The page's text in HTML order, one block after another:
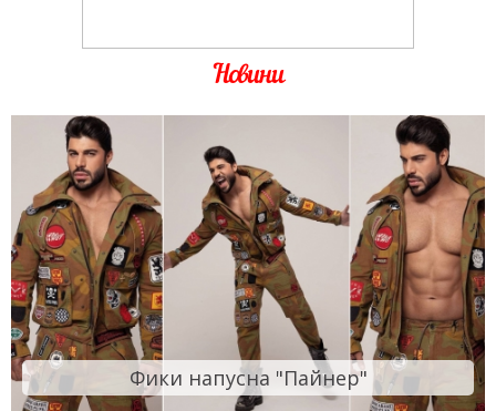
Новини
Фики напусна "Пайнер"